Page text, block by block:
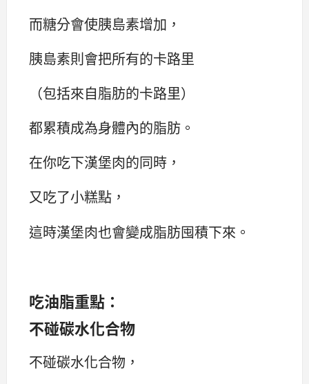
而糖分會使胰島素增加，
胰島素則會把所有的卡路里
（包括來自脂肪的卡路里）
都累積成為身體內的脂肪。
在你吃下漢堡肉的同時，
又吃了小糕點，
這時漢堡肉也會變成脂肪囤積下來。
吃油脂重點：
不碰碳水化合物
不碰碳水化合物，